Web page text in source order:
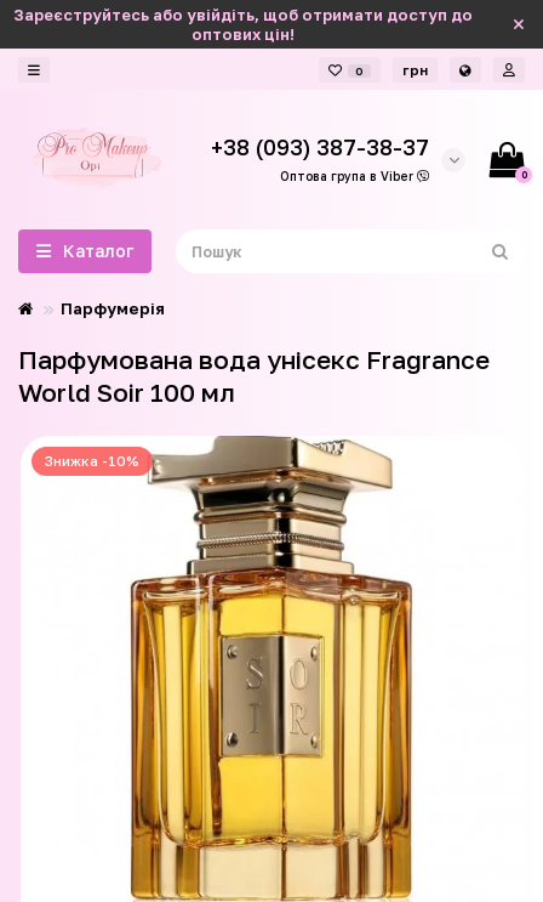
Зареєструйтесь або увійдіть, щоб отримати доступ до
оптових цін!
0 грн
+38 (093) 387-38-37
Оптова група в Viber 0
Каталог
Парфумерія
Парфумована вода унісекс Fragrance
World Soir 100 мл
Знижка -10%